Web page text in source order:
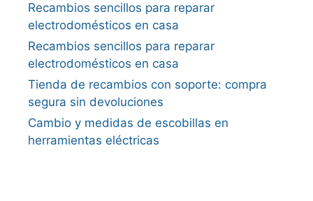
Recambios sencillos para reparar
electrodomésticos en casa
Recambios sencillos para reparar
electrodomésticos en casa
Tienda de recambios con soporte: compra
segura sin devoluciones
Cambio y medidas de escobillas en
herramientas eléctricas